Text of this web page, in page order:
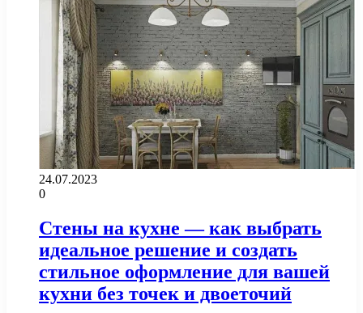
24.07.2023
0
Стены на кухне — как выбрать
идеальное решение и создать
стильное оформление для вашей
кухни без точек и двоеточий